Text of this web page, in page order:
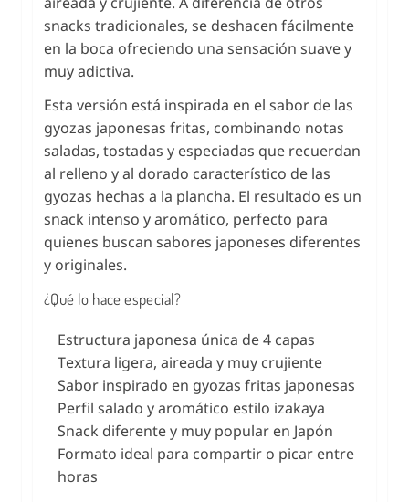
snacks tradicionales, se deshacen fácilmente
en la boca ofreciendo una sensación suave y
muy adictiva.
Esta versión está inspirada en el sabor de las
gyozas japonesas fritas, combinando notas
saladas, tostadas y especiadas que recuerdan
al relleno y al dorado característico de las
gyozas hechas a la plancha. El resultado es un
snack intenso y aromático, perfecto para
quienes buscan sabores japoneses diferentes
y originales.
¿Qué lo hace especial?
Estructura japonesa única de 4 capas
Textura ligera, aireada y muy crujiente
Sabor inspirado en gyozas fritas japonesas
Perfil salado y aromático estilo izakaya
Snack diferente y muy popular en Japón
Formato ideal para compartir o picar entre
horas